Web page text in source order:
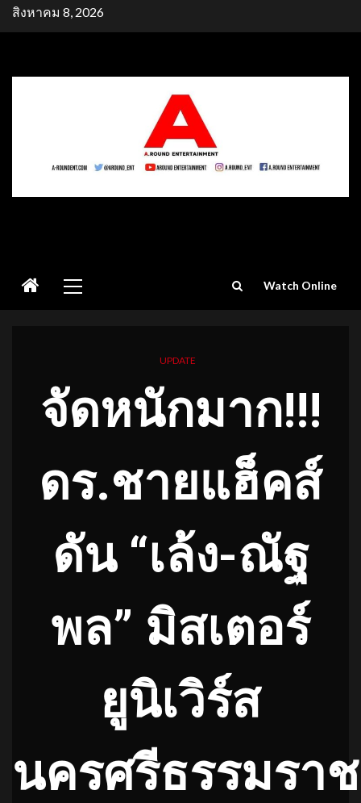
Skipสิงหาคม 8, 2026
Menu
Watch Online
UPDATE
จัดหนักมาก!!!
ดร.ชายแฮ็คส์
ดัน “เล้ง-ณัฐ
พล” มิสเตอร์
ยูนิเวิร์ส
นครศรีธรรมราช